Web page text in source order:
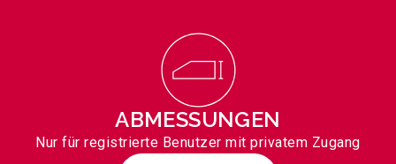
ABMESSUNGEN
Nur für registrierte Benutzer mit privatem Zugang